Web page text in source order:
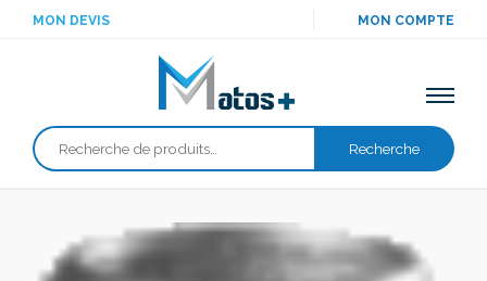
MON DEVIS MON COMPTE
Recherche
Recherche